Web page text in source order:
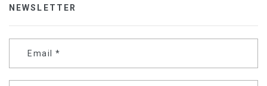
NEWSLETTER
Email *